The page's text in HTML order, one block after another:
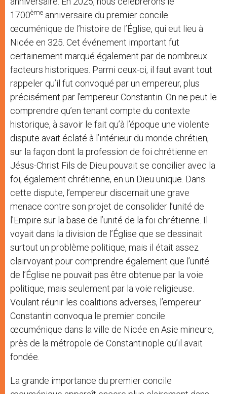
1700ème anniversaire du premier concile
œcuménique de l’histoire de l’Église, qui eut lieu à
Nicée en 325. Cet événement important fut
certainement marqué également par de nombreux
facteurs historiques. Parmi ceux-ci, il faut avant tout
rappeler qu’il fut convoqué par un empereur, plus
précisément par l’empereur Constantin. On ne peut le
comprendre qu’en tenant compte du contexte
historique, à savoir le fait qu’à l’époque une violente
dispute avait éclaté à l’intérieur du monde chrétien,
sur la façon dont la profession de foi chrétienne en
Jésus-Christ Fils de Dieu pouvait se concilier avec la
foi, également chrétienne, en un Dieu unique. Dans
cette dispute, l’empereur discernait une grave
menace contre son projet de consolider l’unité de
l’Empire sur la base de l’unité de la foi chrétienne. Il
voyait dans la division de l’Église que se dessinait
surtout un problème politique, mais il était assez
clairvoyant pour comprendre également que l’unité
de l’Église ne pouvait pas être obtenue par la voie
politique, mais seulement par la voie religieuse.
Voulant réunir les coalitions adverses, l’empereur
Constantin convoqua le premier concile
œcuménique dans la ville de Nicée en Asie mineure,
près de la métropole de Constantinople qu’il avait
fondée.
La grande importance du premier concile